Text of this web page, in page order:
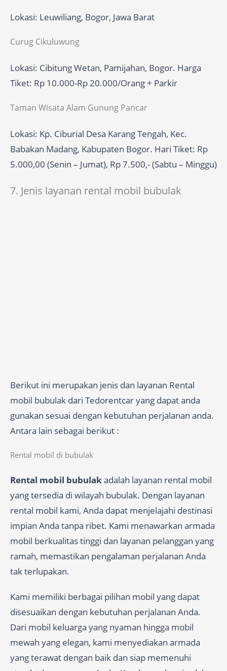
Lokasi: Leuwiliang, Bogor, Jawa Barat
Curug Cikuluwung
Lokasi: Cibitung Wetan, Pamijahan, Bogor. Harga
Tiket: Rp 10.000-Rp 20.000/Orang + Parkir
Taman Wisata Alam Gunung Pancar
Lokasi: Kp. Ciburial Desa Karang Tengah, Kec.
Babakan Madang, Kabupaten Bogor. Hari Tiket: Rp
5.000,00 (Senin – Jumat), Rp 7.500,- (Sabtu – Minggu)
7. Jenis layanan rental mobil bubulak
Berikut ini merupakan jenis dan layanan Rental
mobil bubulak dari Tedorentcar yang dapat anda
gunakan sesuai dengan kebutuhan perjalanan anda.
Antara lain sebagai berikut :
Rental mobil di bubulak
Rental mobil bubulakadalah layanan rental mobil
yang tersedia di wilayah bubulak. Dengan layanan
rental mobil kami, Anda dapat menjelajahi destinasi
impian Anda tanpa ribet. Kami menawarkan armada
mobil berkualitas tinggi dan layanan pelanggan yang
ramah, memastikan pengalaman perjalanan Anda
tak terlupakan.
Kami memiliki berbagai pilihan mobil yang dapat
disesuaikan dengan kebutuhan perjalanan Anda.
Dari mobil keluarga yang nyaman hingga mobil
mewah yang elegan, kami menyediakan armada
yang terawat dengan baik dan siap memenuhi